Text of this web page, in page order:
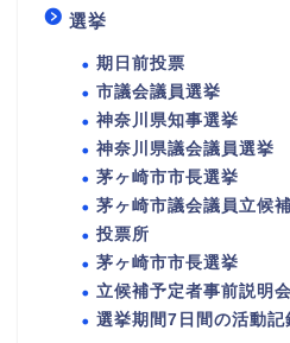
選挙
期日前投票
市議会議員選挙
神奈川県知事選挙
神奈川県議会議員選挙
茅ヶ崎市市長選挙
茅ヶ崎市議会議員立候
投票所
茅ヶ崎市市長選挙
立候補予定者事前説明会
選挙期間7日間の活動記